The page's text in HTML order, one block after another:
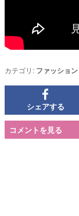
カテゴリ: ファッション
シェアする
コメントを見る